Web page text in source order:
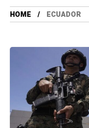
HOME ECUADOR